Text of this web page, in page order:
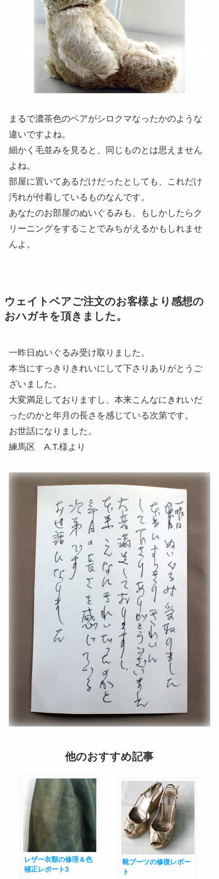
まるで濃茶色のベアがシロクマなったかのような
違いですよね。
細かく毛並みを見ると、同じものとは思えません
よね。
部屋に置いてあるだけだったとしても、これだけ
汚れが付着しているものなんです。
あなたのお部屋のぬいぐるみも、もしかしたらク
リーニングをすることでみちがえるかもしれませ
んよ。
ウェイトベアご注文のお客様より感想の
おハガキを頂きました。
一昨日ぬいぐるみ受け取りました。
本当にすっきりきれいにして下さりありがとうご
ざいました。
大変満足しておりますし、本来こんなにきれいだ
ったのかと年月の長さを感じている次第です。
お世話になりました。
練馬区 A.T.様より
他のおすすめ記事
レザー衣類の修理＆色
補正レポート3
靴ブーツの修復レポー
ト